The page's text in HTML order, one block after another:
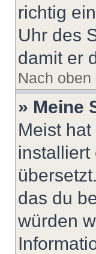
richtig
Uhr des
damit er
Nach oben
» Meine
Meist
installiert
das du
würden